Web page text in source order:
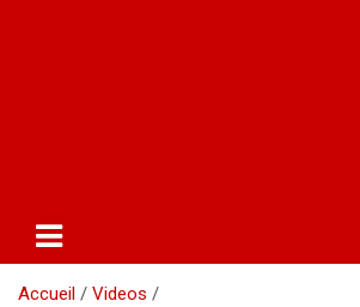
Accueil
Videos